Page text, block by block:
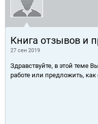
Книга отзывов и
27 сен 2019
Здравствуйте, в этой теме
работе или предложить,